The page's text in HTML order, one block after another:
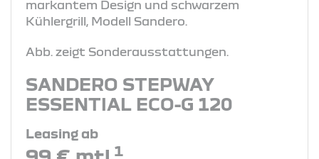
Abb. zeigt Sonderausstattungen.
SANDERO STEPWAY
ESSENTIAL ECO-G 120
Leasing ab
1